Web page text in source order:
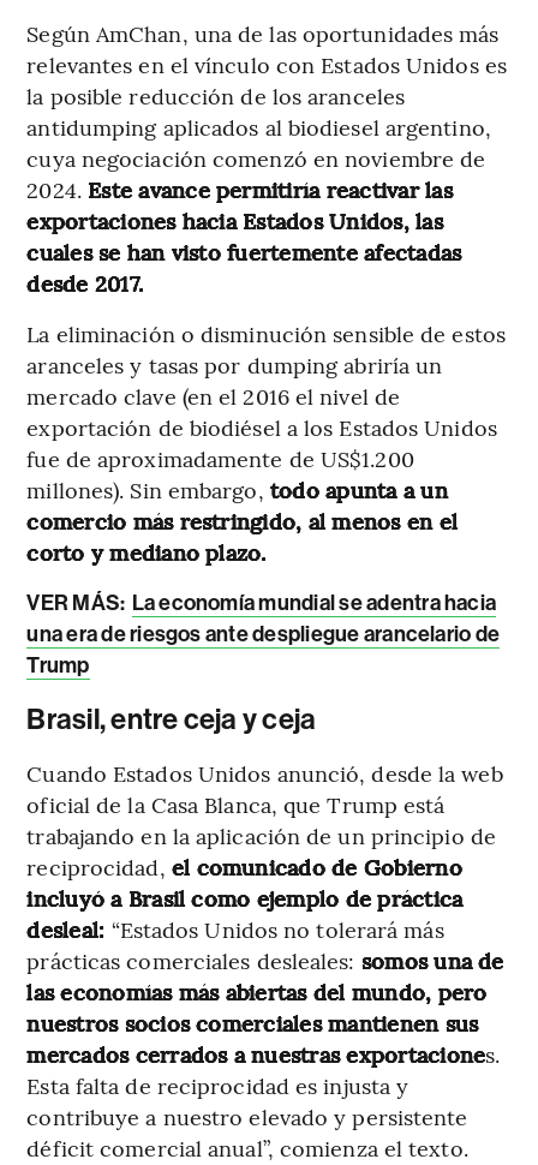
Según AmChan, una de las oportunidades más
relevantes en el vínculo con Estados Unidos es
la posible reducción de los aranceles
antidumping aplicados al biodiesel argentino,
cuya negociación comenzó en noviembre de
2024.Este avance permitiría reactivar las
exportaciones hacia Estados Unidos, las
cuales se han visto fuertemente afectadas
desde 2017.
La eliminación o disminución sensible de estos
aranceles y tasas por dumping abriría un
mercado clave (en el 2016 el nivel de
exportación de biodiésel a los Estados Unidos
fue de aproximadamente de US$1.200
millones). Sin embargo, todo apunta a un
comercio más restringido, al menos en el
corto y mediano plazo.
VER MÁS: La economía mundial se adentra hacia
una era de riesgos ante despliegue arancelario de
Trump
Brasil, entre ceja y ceja
Cuando Estados Unidos anunció, desde la web
oficial de la Casa Blanca, que Trump está
trabajando en la aplicación de un principio de
reciprocidad, el comunicado de Gobierno
incluyó a Brasil como ejemplo de práctica
desleal: “Estados Unidos no tolerará más
prácticas comerciales desleales: somos una de
las economías más abiertas del mundo, pero
nuestros socios comerciales mantienen sus
mercados cerrados a nuestras exportaciones.
Esta falta de reciprocidad es injusta y
contribuye a nuestro elevado y persistente
déficit comercial anual”, comienza el texto.